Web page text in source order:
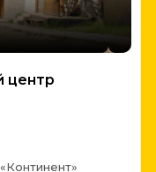
центр